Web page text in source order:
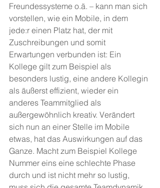
Freundessysteme o.ä. – kann man sich
vorstellen, wie ein Mobile, in dem
jede:r einen Platz hat, der mit
Zuschreibungen und somit
Erwartungen verbunden ist: Ein
Kollege gilt zum Beispiel als
besonders lustig, eine andere Kollegin
als äußerst effizient, wieder ein
anderes Teammitglied als
außergewöhnlich kreativ. Verändert
sich nun an einer Stelle im Mobile
etwas, hat das Auswirkungen auf das
Ganze. Macht zum Beispiel Kollege
Nummer eins eine schlechte Phase
durch und ist nicht mehr so lustig,